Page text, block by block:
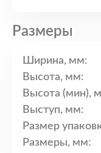
Размеры
Ширина, мм:
Высота, мм:
Высота (мин),
Выступ, мм:
Размер
Размеры, мм: